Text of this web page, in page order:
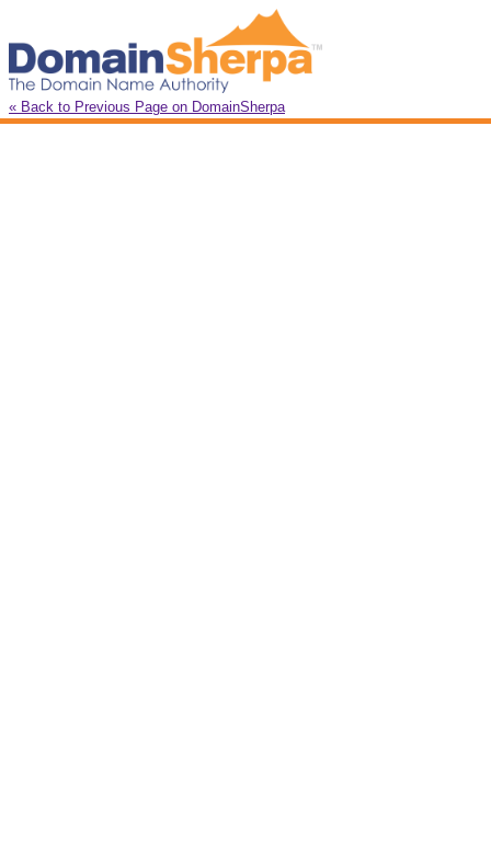
« Back to Previous Page on DomainSherpa